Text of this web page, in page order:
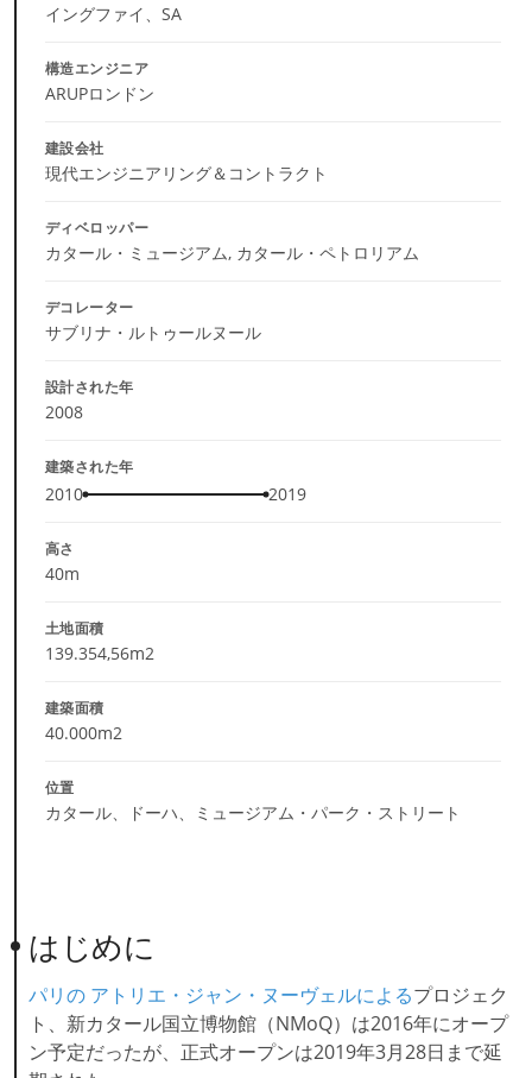
イングファイ、SA
構造エンジニア
ARUPロンドン
建設会社
現代エンジニアリング＆コントラクト
ディベロッパー
カタール・ミュージアム, カタール・ペトロリアム
デコレーター
サブリナ・ルトゥールヌール
設計された年
2008
建築された年
2010 2019
高さ
40m
土地面積
139.354,56m2
建築面積
40.000m2
位置
カタール、ドーハ、ミュージアム・パーク・ストリート
はじめに
パリの アトリエ・ジャン・ヌーヴェルによるプロジェク
ト、新カタール国立博物館（NMoQ）は2016年にオープ
ン予定だったが、正式オープンは2019年3月28日まで延